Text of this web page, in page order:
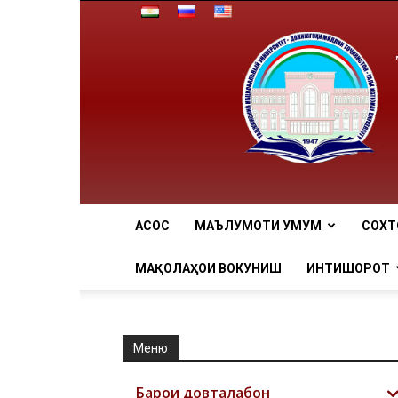
АCОСӢ МАЪЛУМОТИ УМУМӢ
МАҚОЛАҲОИ ВОКУНИШӢ ИНТИШОРОТ
Меню
Барои довталабон